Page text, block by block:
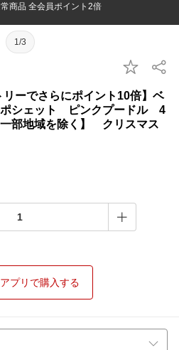
商品 全会員ポイント2倍
1/3
リーでさらにポイント10倍】ベ
ポシェット ピンクプードル 4
部地域を除く】 クリスマス
プリで購入する